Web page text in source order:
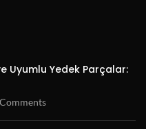
Uyumlu Yedek Parçalar: